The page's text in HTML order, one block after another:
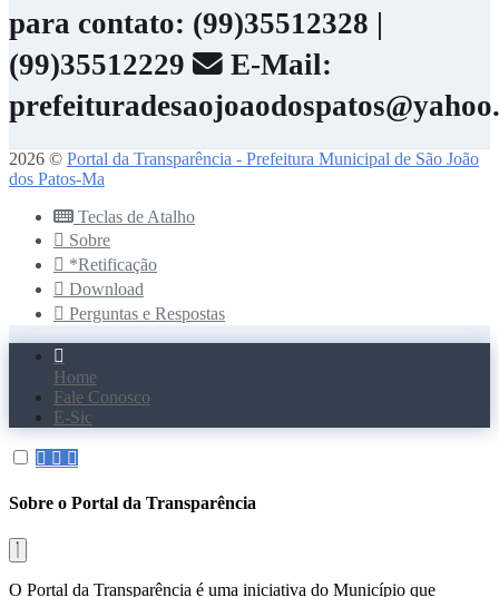
para contato: (99)35512328 |
(99)35512229
E-Mail:
2026 © Portal da Transparência - Prefeitura Municipal de São João
dos Patos-Ma
Teclas de Atalho
Sobre
*Retificação
Download
Perguntas e Respostas
Home
Fale Conosco
E-Sic
Sobre o Portal da Transparência
O Portal da Transparência é uma iniciativa do Município que